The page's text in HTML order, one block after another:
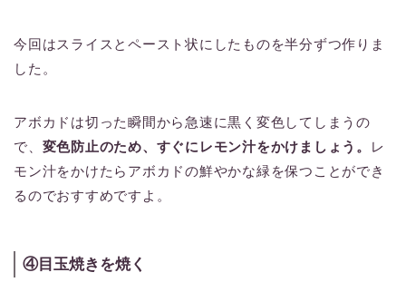
今回はスライスとペースト状にしたものを半分ずつ作りま
した。
アボカドは切った瞬間から急速に黒く変色してしまうの
で、 変色防止のため、すぐにレモン汁をかけましょう。
レ
モン汁をかけたらアボカドの鮮やかな緑を保つことができ
るのでおすすめですよ。
④目玉焼きを焼く